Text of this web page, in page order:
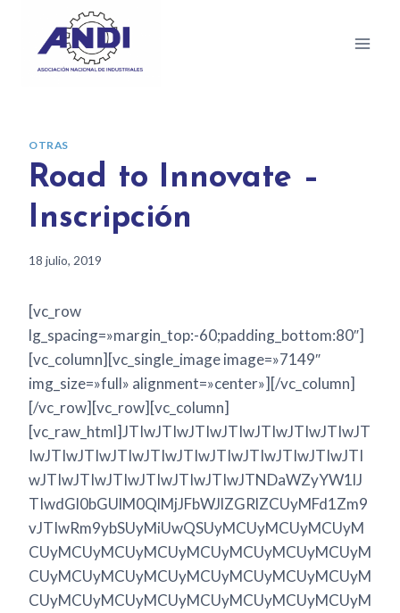
OTRAS
Road to Innovate –
Inscripción
18 julio, 2019
[vc_row
lg_spacing=»margin_top:-60;padding_bottom:80″]
[vc_column][vc_single_image image=»7149″
img_size=»full» alignment=»center»][/vc_column]
[/vc_row][vc_row][vc_column]
[vc_raw_html]JTIwJTIwJTIwJTIwJTIwJTIwJTIwJT
IwJTIwJTIwJTIwJTIwJTIwJTIwJTIwJTIwJTIwJTI
wJTIwJTIwJTIwJTIwJTIwJTIwJTNDaWZyYW1lJ
TIwdGl0bGUlM0QlMjJFbWJlZGRlZCUyMFd1Zm9
vJTIwRm9ybSUyMiUwQSUyMCUyMCUyMCUyM
CUyMCUyMCUyMCUyMCUyMCUyMCUyMCUyM
CUyMCUyMCUyMCUyMCUyMCUyMCUyMCUyM
CUyMCUyMCUyMCUyMCUyMCUyMCUyMCUyM